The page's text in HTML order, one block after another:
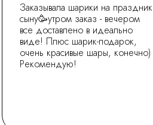
Заказывала шарики на праздник
сыну🥳утром заказ - вечером
все доставлено в идеально
виде! Плюс шарик-подарок,
очень красивые шары, конечно)
Рекомендую!